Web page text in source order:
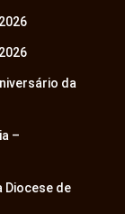
da
–
Diocese de